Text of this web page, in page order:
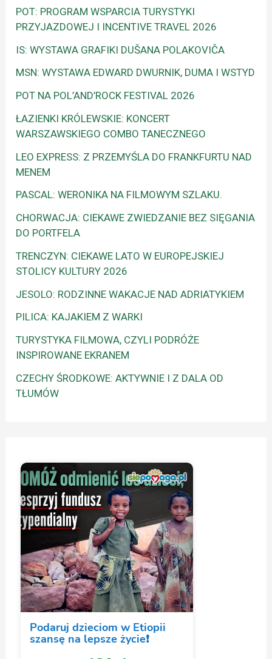
POT: PROGRAM WSPARCIA TURYSTYKI
PRZYJAZDOWEJ I INCENTIVE TRAVEL 2026
IS: WYSTAWA GRAFIKI DUŠANA POLAKOVIČA
MSN: WYSTAWA EDWARD DWURNIK, DUMA I WSTYD
POT NA POL’AND’ROCK FESTIVAL 2026
ŁAZIENKI KRÓLEWSKIE: KONCERT
WARSZAWSKIEGO COMBO TANECZNEGO
LEO EXPRESS: Z PRZEMYŚLA DO FRANKFURTU NAD
MENEM
PASCAL: WERONIKA NA FILMOWYM SZLAKU.
CHORWACJA: CIEKAWE ZWIEDZANIE BEZ SIĘGANIA
DO PORTFELA
TRENCZYN: CIEKAWE LATO W EUROPEJSKIEJ
STOLICY KULTURY 2026
JESOLO: RODZINNE WAKACJE NAD ADRIATYKIEM
PILICA: KAJAKIEM Z WARKI
TURYSTYKA FILMOWA, CZYLI PODRÓŻE
INSPIROWANE EKRANEM
CZECHY ŚRODKOWE: AKTYWNIE I Z DALA OD
TŁUMÓW